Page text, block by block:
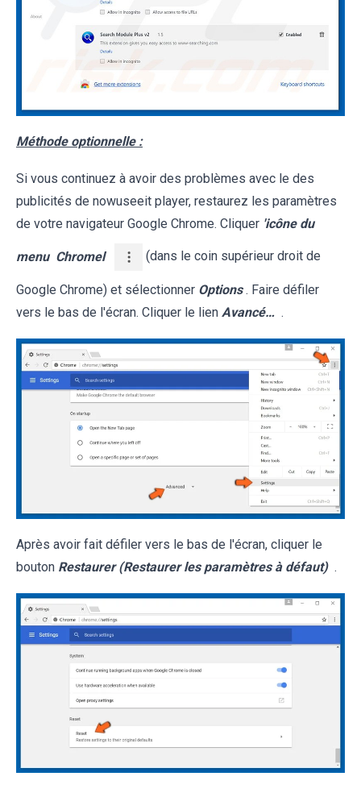
Méthode optionnelle :
Si vous continuez à avoir des problèmes avec le des
publicités de nowuseeit player, restaurez les paramètres
de votre navigateur Google Chrome. Cliquer 'icône du
menu Chromel (dans le coin supérieur droit de
Google Chrome) et sélectionner Options . Faire défiler
vers le bas de l'écran. Cliquer le lien Avancé… .
Après avoir fait défiler vers le bas de l'écran, cliquer le
bouton Restaurer (Restaurer les paramètres à défaut) .